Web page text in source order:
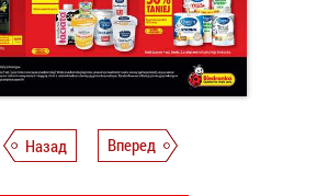
Назад Вперед